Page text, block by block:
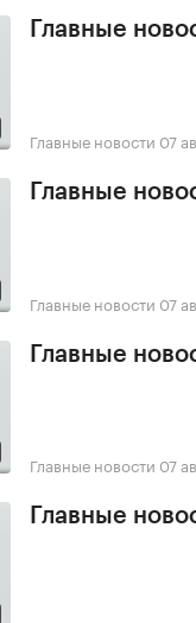
Главные
Главные новости 07
Главные
Главные новости 07
Главные
Главные новости 07
Главные